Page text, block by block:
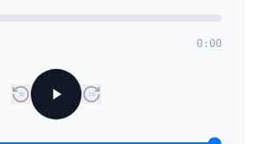
0:00
15 30